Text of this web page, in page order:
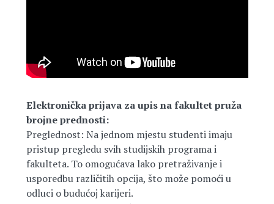
Elektronička prijava za upis na fakultet pruža
brojne prednosti:
Preglednost: Na jednom mjestu studenti imaju
pristup pregledu svih studijskih programa i
fakulteta. To omogućava lako pretraživanje i
usporedbu različitih opcija, što može pomoći u
odluci o budućoj karijeri.